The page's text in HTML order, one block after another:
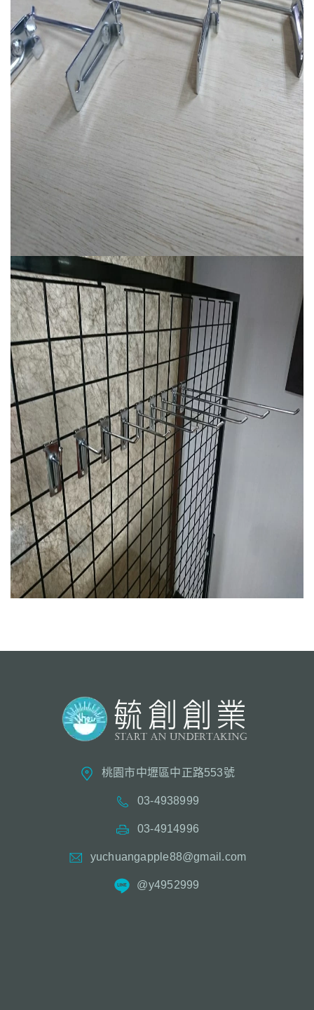
桃園市中壢區中正路553號
03-4938999
03-4914996
yuchuangapple88@gmail.com
@y4952999